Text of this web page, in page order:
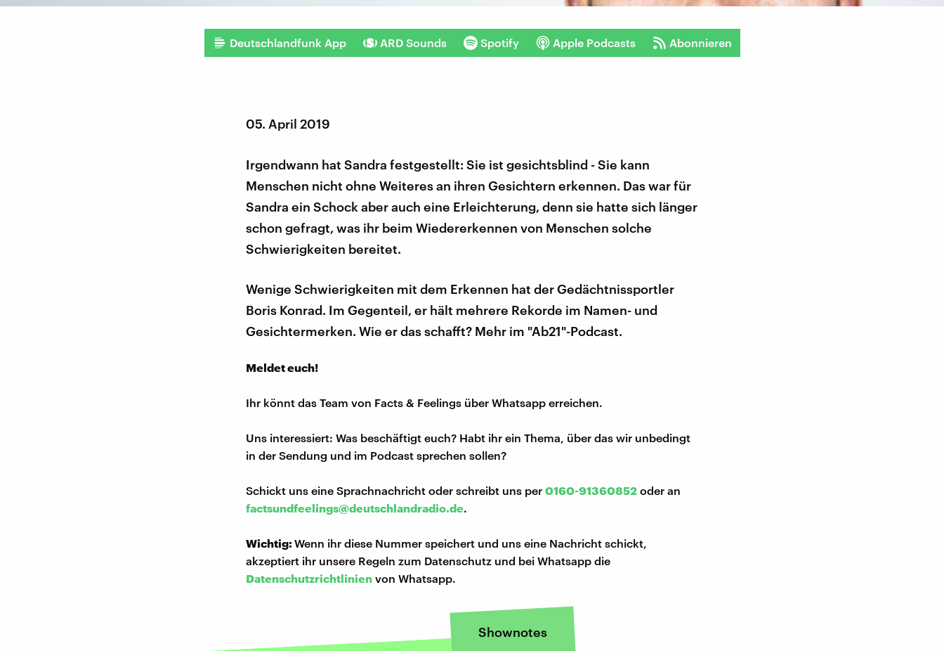
Deutschlandfunk App ARD Sounds Spotify Apple Podcasts Abonnieren
05. April 2019
Irgendwann hat Sandra festgestellt: Sie ist gesichtsblind - Sie kann
Menschen nicht ohne Weiteres an ihren Gesichtern erkennen. Das war für
Sandra ein Schock aber auch eine Erleichterung, denn sie hatte sich länger
schon gefragt, was ihr beim Wiedererkennen von Menschen solche
Schwierigkeiten bereitet.
Wenige Schwierigkeiten mit dem Erkennen hat der Gedächtnissportler
Boris Konrad. Im Gegenteil, er hält mehrere Rekorde im Namen- und
Gesichtermerken. Wie er das schafft? Mehr im "Ab21"-Podcast.
Meldet euch!
Ihr könnt das Team von Facts & Feelings über Whatsapp erreichen.
Uns interessiert: Was beschäftigt euch? Habt ihr ein Thema, über das wir unbedingt
in der Sendung und im Podcast sprechen sollen?
Schickt uns eine Sprachnachricht oder schreibt uns per 0160-91360852 oder an
factsundfeelings@deutschlandradio.de.
Wichtig:Wenn ihr diese Nummer speichert und uns eine Nachricht schickt,
akzeptiert ihr unsere Regeln zum Datenschutz und bei Whatsapp die
Datenschutzrichtlinien von Whatsapp.
Shownotes